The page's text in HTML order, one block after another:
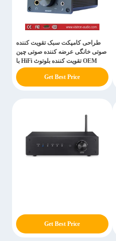
طراحی کامپکت سبک تقویت کننده
صوتی خانگی عرضه کننده صوتی چین
OEM تقویت کننده بلوتوث HiFi با
تقویت کننده هدفون
Get Best Price
Get Best Price